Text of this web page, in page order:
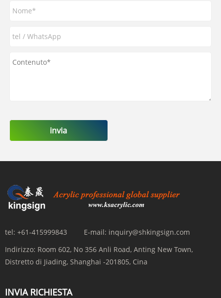
invia
tel: +61-415999843 E-mail: inquiry@shkingsign.com
Indirizzo: Room 602, No 356 Anli Road, Anting New Town,
Distretto di Jiading, Shanghai -201805, Cina
INVIA RICHIESTA